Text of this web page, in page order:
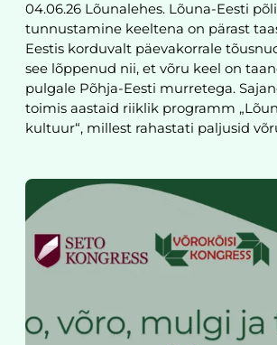
04.06.26 Lõunalehes. Lõuna-Eesti
tunnustamine keeltena on pärast
Eestis korduvalt päevakorrale
see lõppenud nii, et võru keel on
pulgale Põhja-Eesti murretega.
toimis aastaid riiklik programm
kultuur“, millest rahastati paljusid